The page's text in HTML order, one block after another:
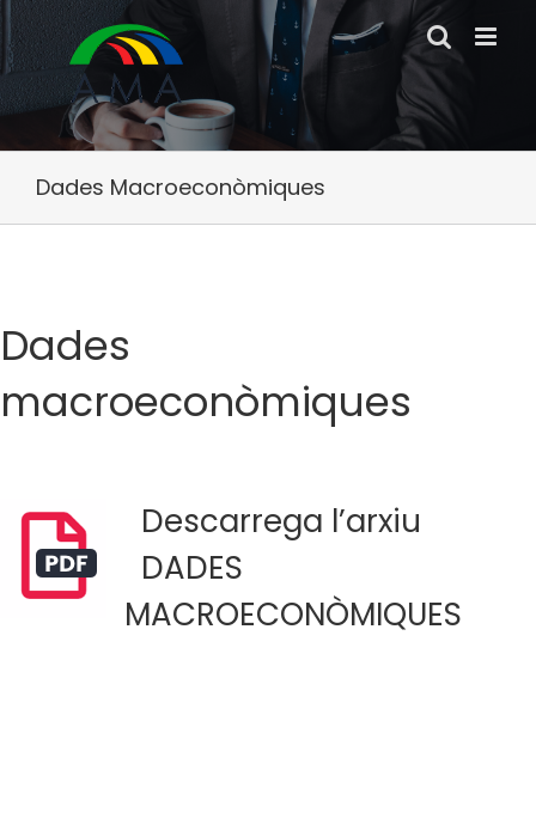
Skip
to
content
Dades Macroeconòmiques
Dades
macroeconòmiques
Descarrega l’arxiu
DADES
MACROECONÒMIQUES